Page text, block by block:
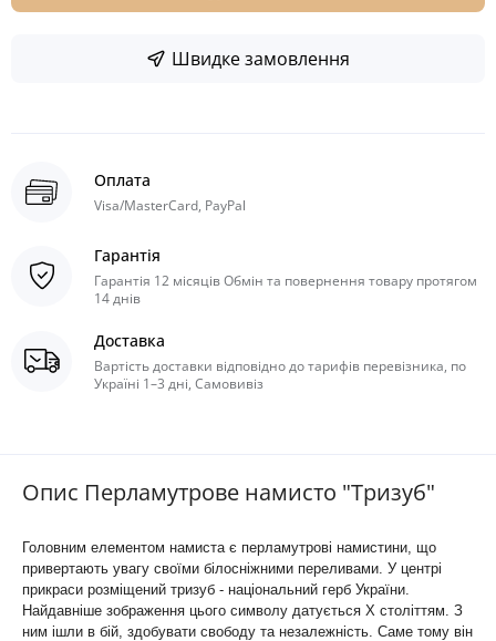
Швидке замовлення
Оплата
Visa/MasterCard, PayPal
Гарантія
Гарантія 12 місяців Обмін та повернення товару протягом
14 днів
Доставка
Вартість доставки відповідно до тарифів перевізника, по
Україні 1–3 дні, Самовивіз
Опис Перламутрове намисто "Тризуб"
Головним елементом намиста є перламутрові намистини, що
привертають увагу своїми білосніжними переливами. У центрі
прикраси розміщений тризуб - національний герб України.
Найдавніше зображення цього символу датується X століттям. З
ним ішли в бій, здобувати свободу та незалежність. Саме тому він